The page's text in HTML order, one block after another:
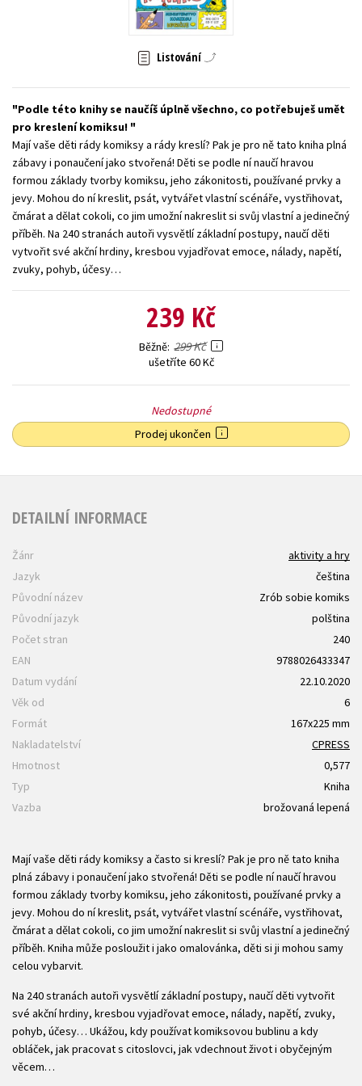
Zahraniční literatura
Všechny tituly
Listování
Podle této knihy se naučíš úplně všechno, co potřebuješ umět
pro kreslení komiksu!
Mají vaše děti rády komiksy a rády kreslí? Pak je pro ně tato kniha plná
zábavy i ponaučení jako stvořená! Děti se podle ní naučí hravou
formou základy tvorby komiksu, jeho zákonitosti, používané prvky a
jevy. Mohou do ní kreslit, psát, vytvářet vlastní scénáře, vystřihovat,
čmárat a dělat cokoli, co jim umožní nakreslit si svůj vlastní a jedinečný
příběh. Na 240 stranách autoři vysvětlí základní postupy, naučí děti
vytvořit své akční hrdiny, kresbou vyjadřovat emoce, nálady, napětí,
zvuky, pohyb, účesy…
239 Kč
Běžně 299 Kč
ušetříte 60 Kč
Nedostupné
Prodej ukončen
DETAILNÍ INFORMACE
Žánr
aktivity a hry
Jazyk
čeština
Původní název
Zrób sobie komiks
Původní jazyk
polština
Počet stran
240
EAN
9788026433347
Datum vydání
22.10.2020
Věk od
6
Formát
167x225 mm
Nakladatelství
CPRESS
Hmotnost
0,577
Typ
Kniha
Vazba
brožovaná lepená
Mají vaše děti rády komiksy a často si kreslí? Pak je pro ně tato kniha
plná zábavy i ponaučení jako stvořená! Děti se podle ní naučí hravou
formou základy tvorby komiksu, jeho zákonitosti, používané prvky a
jevy. Mohou do ní kreslit, psát, vytvářet vlastní scénáře, vystřihovat,
čmárat a dělat cokoli, co jim umožní nakreslit si svůj vlastní a jedinečný
příběh. Kniha může posloužit i jako omalovánka, děti si ji mohou samy
celou vybarvit.
Na 240 stranách autoři vysvětlí základní postupy, naučí děti vytvořit
své akční hrdiny, kresbou vyjadřovat emoce, nálady, napětí, zvuky,
pohyb, účesy… Ukážou, kdy používat komiksovou bublinu a kdy
obláček, jak pracovat s citoslovci, jak vdechnout život i obyčejným
věcem…